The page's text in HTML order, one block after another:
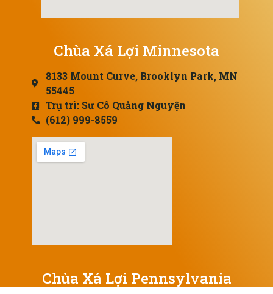
Chùa Xá Lợi Minnesota
8133 Mount Curve, Brooklyn Park, MN
55445
Trụ trì: Sư Cô Quảng Nguyện
(612) 999-8559
Chùa Xá Lợi Pennsylvania